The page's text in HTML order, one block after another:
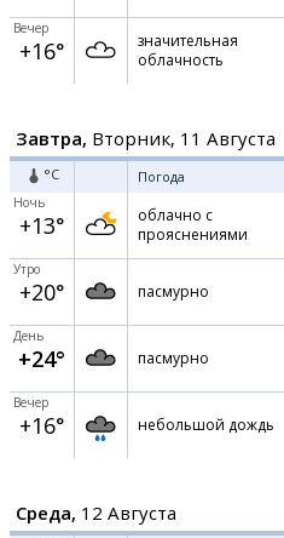
Вечер
+16°
значительная
облачность
Завтра, Вторник, 11 Августа
°C Погода
Ночь
+13°
облачно с
прояснениями
Утро
+20° пасмурно
День
+24° пасмурно
Вечер
+16° небольшой дождь
Среда, 12 Августа